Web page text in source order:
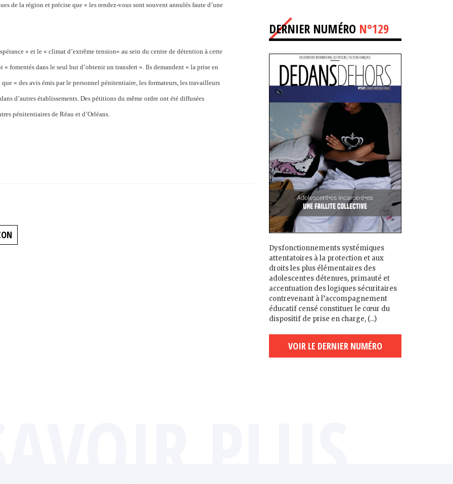
de la région et précise que « les rendez-vous sont souvent annulés faute d’une
» et le « climat d’extrême tension» au sein du centre de détention à cette
fomentés dans le seul but d’obtenir un transfert ». Ils demandent « la prise en
« des avis émis par le personnel pénitentiaire, les formateurs, les travailleurs
d’autres établissements. Des pétitions du même ordre ont été diffusées
pénitentiaires de Réau et d’Orléans.
DERNIER NUMÉRO N°129
Dysfonctionnements systémiques
attentatoires à la protection et aux
droits les plus élémentaires des
adolescent·es détenu·es, primauté et
accentuation des logiques sécuritaires
contrevenant à l’accompagnement
éducatif censé constituer le cœur du
dispositif de prise en charge, (...)
VOIR LE DERNIER NUMÉRO